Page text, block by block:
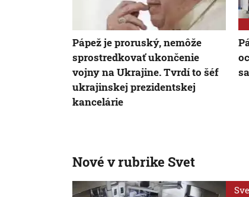
Pápež je proruský, nemôže
sprostredkovať ukončenie
vojny na Ukrajine. Tvrdí to šéf
ukrajinskej prezidentskej
kancelárie
Nové v rubrike Svet